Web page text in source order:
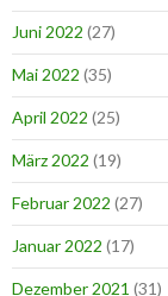
Juni 2022 (27)
Mai 2022 (35)
April 2022 (25)
März 2022 (19)
Februar 2022 (27)
Januar 2022 (17)
Dezember 2021 (31)